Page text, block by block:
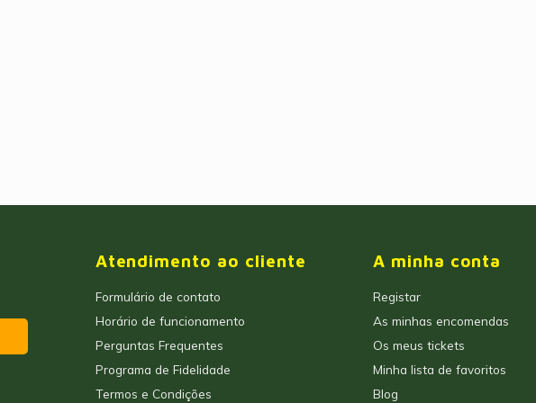
Atendimento ao cliente
Formulário de contato
Horário de funcionamento
Perguntas Frequentes
Programa de Fidelidade
Termos e Condições
A minha conta
Registar
As minhas encomendas
Os meus tickets
Minha lista de favoritos
Blog